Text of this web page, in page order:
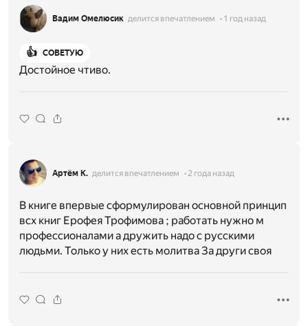
Вадим Омелюсик делится впечатлением 1 год назад
👍 СОВЕТУЮ
Достойное чтиво.
Артём К. делится впечатлением 2 года назад
В книге впервые сформулирован основной принцип
всх книг Ерофея Трофимова ; работать нужно м
профессионалами а дружить надо с русскими
людьми. Только у них есть молитва За други своя